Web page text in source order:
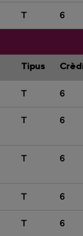
T 6
Tipus
T 6
T 6
T 6
T 6
T 6